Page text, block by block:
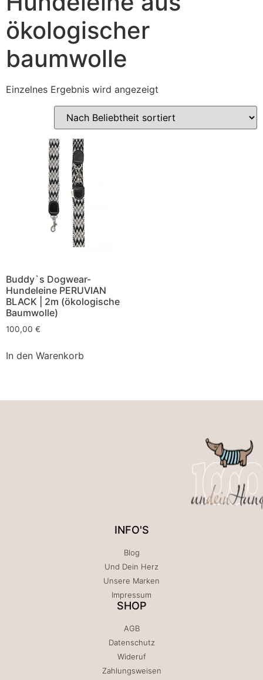
ökologischer
baumwolle
Einzelnes Ergebnis wird angezeigt
Buddy`s Dogwear-
Hundeleine PERUVIAN
BLACK | 2m (ökologische
Baumwolle)
100,00 €
In den Warenkorb
INFO'S
Blog
Und Dein Herz
Unsere Marken
Impressum
SHOP
AGB
Datenschutz
Wideruf
Zahlungsweisen